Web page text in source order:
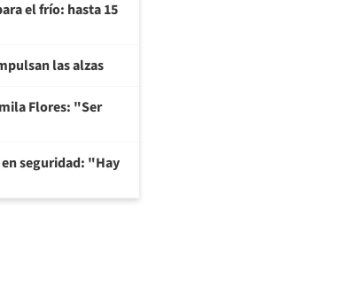
el frío: hasta 15
las alzas
Flores: "Ser
seguridad: "Hay